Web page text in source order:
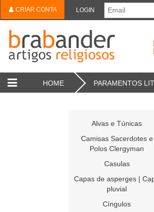
CRIAR CONTA LOGIN
HOME PARAMENTOS
Alvas e Túnicas
Camisas Sacerdotes e
Polos Clergyman
Casulas
Capas de asperges |
pluvial
Cíngulos